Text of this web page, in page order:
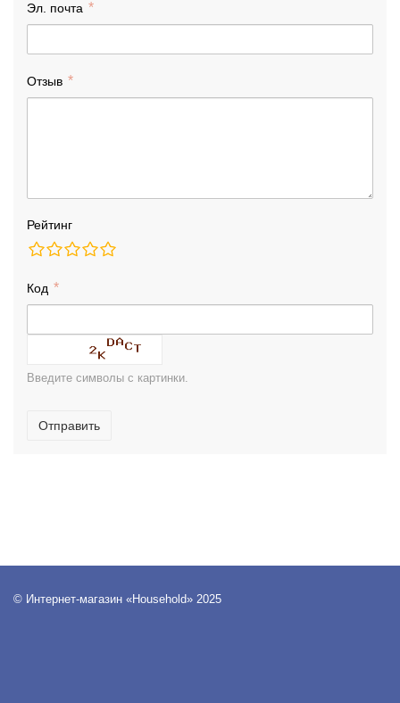
Эл. почта
Отзыв
Рейтинг
Код
Введите символы с картинки.
Отправить
© Интернет-магазин «Household» 2025